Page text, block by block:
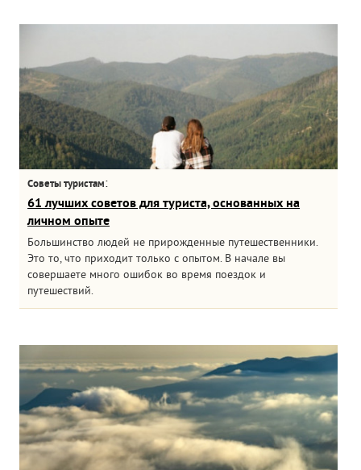
Советы туристам:
61 лучших советов для туриста, основанных на
личном опыте
Большинство людей не прирожденные путешественники.
Это то, что приходит только с опытом. В начале вы
совершаете много ошибок во время поездок и
путешествий.